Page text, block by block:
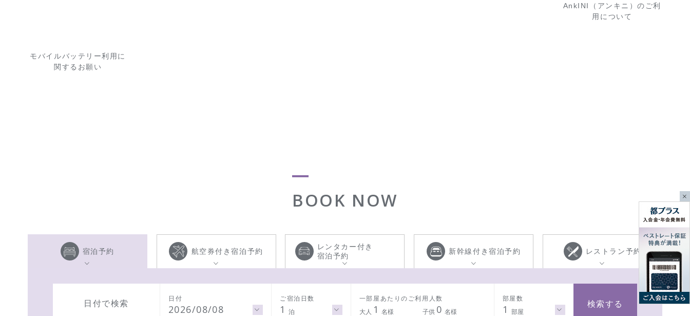
AnkINI（アンキニ）のご利
用について
モバイルバッテリー利用に
関するお願い
BOOK NOW
宿泊予約 航空券付き宿泊予約
レンタカー付き
宿泊予約
新幹線付き宿泊予約 レストラン予約
日付で検索
日付
2026/08/08
ご宿泊日数
1 泊
一部屋あたりのご利用人数
大人 1 名様 子供 0 名様
部屋数
1 部屋
検索する